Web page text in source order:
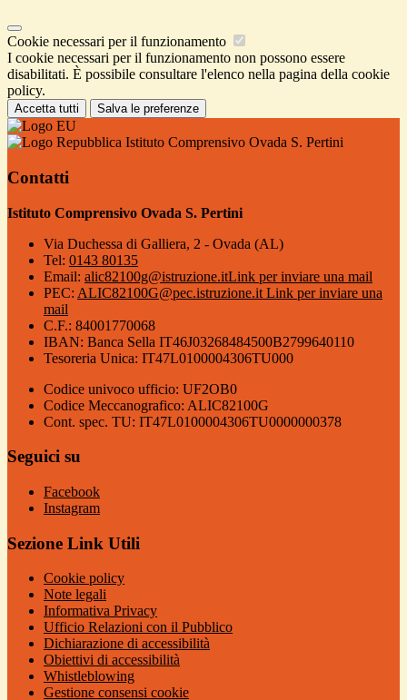
Cookie necessari per il funzionamento
I cookie necessari per il funzionamento non possono essere
disabilitati. È possibile consultare l'elenco nella pagina della cookie
policy.
Accetta tutti Salva le preferenze
Istituto Comprensivo Ovada S. Pertini
Contatti
Istituto Comprensivo Ovada S. Pertini
Via Duchessa di Galliera, 2 - Ovada (AL)
Tel: 0143 80135
Email: alic82100g@istruzione.itLink per inviare una mail
PEC: ALIC82100G@pec.istruzione.it Link per inviare una
mail
C.F.: 84001770068
IBAN: Banca Sella IT46J03268484500B2799640110
Tesoreria Unica: IT47L0100004306TU000
Codice univoco ufficio: UF2OB0
Codice Meccanografico: ALIC82100G
Cont. spec. TU: IT47L0100004306TU0000000378
Seguici su
Facebook
Instagram
Sezione Link Utili
Cookie policy
Note legali
Informativa Privacy
Ufficio Relazioni con il Pubblico
Dichiarazione di accessibilità
Obiettivi di accessibilità
Whistleblowing
Gestione consensi cookie